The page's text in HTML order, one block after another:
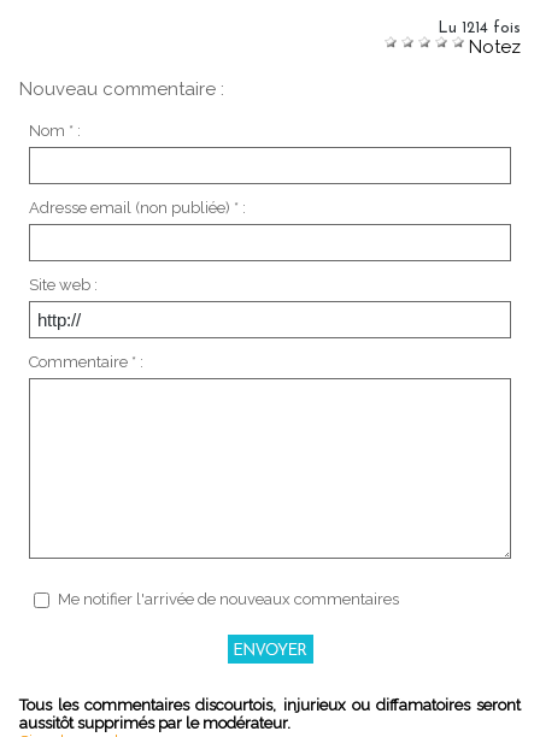
Lu 1214 fois
Notez
Nouveau commentaire :
Nom * :
Adresse email (non publiée) * :
Site web :
Commentaire * :
Me notifier l'arrivée de nouveaux commentaires
Tous les commentaires discourtois, injurieux ou diffamatoires seront
aussitôt supprimés par le modérateur.